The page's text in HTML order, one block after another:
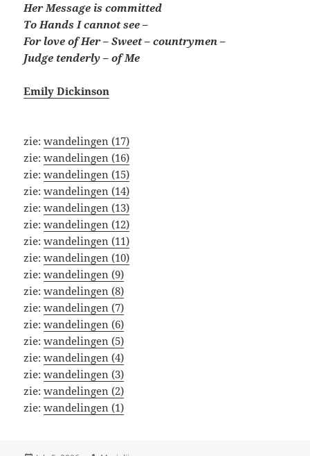
Her Message is committed
To Hands I cannot see –
For love of Her – Sweet – countrymen –
Judge tenderly – of Me
Emily Dickinson
zie:wandelingen (17)
zie:wandelingen (16)
zie:wandelingen (15)
zie:wandelingen (14)
zie:wandelingen (13)
zie:wandelingen (12)
zie:wandelingen (11)
zie:wandelingen (10)
zie:wandelingen (9)
zie:wandelingen (8)
zie:wandelingen (7)
zie:wandelingen (6)
zie:wandelingen (5)
zie:wandelingen (4)
zie:wandelingen (3)
zie:wandelingen (2)
zie:wandelingen (1)